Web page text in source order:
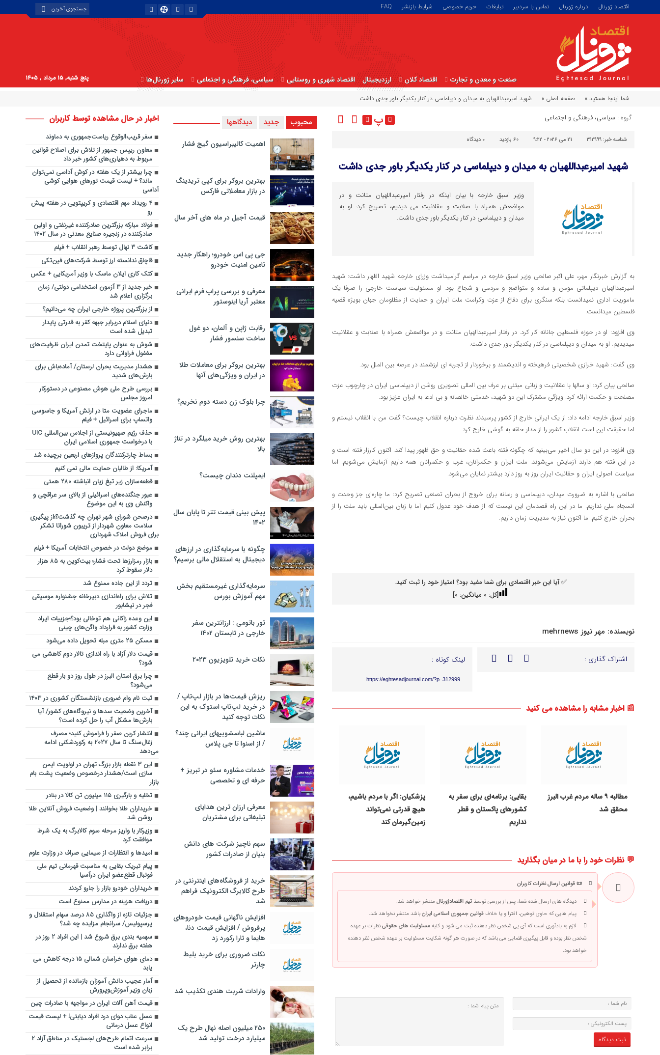
اقتصاد ژورنال درباره ژورنال تماس با سردبیر تبلیغات حریم خصوصی شرایط بازنشر FAQ
صنعت و معدن و تجارت اقتصاد کلان ارزدیجیتال اقتصاد شهری و روستایی سیاسی، فرهنگی و اجتماعی سایر ژورنال‌ها پنج شنبه, ۱۵ مرداد , ۱۴۰۵
شما اینجا هستید » صفحه اصلی » شهید امیرعبداللهیان به میدان و دیپلماسی در کنار یکدیگر باور جدی داشت
گروه : سیاسی، فرهنگی و اجتماعی پ
شناسه خبر: 312999 21 می 2026 - 9:22 60 بازدید ۰ دیدگاه
شهید امیرعبداللهیان به میدان و دیپلماسی در کنار یکدیگر باور جدی داشت
وزیر اسبق خارجه با بیان اینکه در رفتار امیرعبداللهیان متانت و در
مواضعش همراه با صلابت و عقلانیت می دیدیم، تصریح کرد: او به
میدان و دیپلماسی در کنار یکدیگر باور جدی داشت.
به گزارش خبرنگار مهر، علی اکبر صالحی وزیر اسبق خارجه در مراسم گرامیداشت وزرای خارجه شهید اظهار داشت: شهید
امیرعبدالهیان دیپلماتی مومن و ساده و متواضع و مردمی و شجاع بود. او مسئولیت سیاست خارجی را صرفا یک
ماموریت اداری نمیدانست بلکه سنگری برای دفاع از عزت وکرامت ملت ایران و حمایت از مظلومان جهان بویژه قضیه
فلسطین میدانست.
وی افزود: او در حوزه فلسطین جانانه کار کرد. در رفتار امیرعبدالهیان متانت و در مواضعش همراه با صلابت و عقلانیت
میدیدیم. او به میدان و دیپلماسی در کنار یکدیگر باور جدی داشت.
وی گفت: شهید خرازی شخصیتی فرهیخته و اندیشمند و برخوردار از تجربه ای ارزشمند در عرصه بین الملل بود.
صالحی بیان کرد: او سالها با عقلانیت و زبانی مبتنی بر عرف بین المللی تصویری روشن از دیپلماسی ایران در چارچوب عزت
مصلحت و حکمت ارائه کرد. ویژگی مشترک این دو شهید، خدمتی خالصانه و بی ادعا به ایران عزیز بود.
وزیر اسبق خارجه ادامه داد: از یک ایرانی خارج از کشور پرسیدند نظرت درباره انقلاب چیست؟ گفت من با انقلاب نیستم و
اما حقیقت این است انقلاب کشور را از مدار حلقه به گوشی خارج کرد.
وی افزود: در این دو سال اخیر می‌بینیم که چگونه فتنه باعث شده حقانیت و حق ظهور پیدا کند. اکنون کارزار فتنه است و
در این فتنه هم دارند آزمایش می‌شوند. ملت ایران و حکمرانان، غرب و حکمرانان همه داریم آزمایش می‌شویم. اما
سیاست اصولی ایران و حقانیت ایران روز به روز دارد بیشتر نمایان می‌شود.
صالحی با اشاره به ضرورت میدان، دیپلماسی و رسانه برای خروج از بحران تصنعی تصریح کرد: ما چاره‌ای جز وحدت و
انسجام ملی نداریم. ما در این راه قصدمان این نیست که از هدف خود عدول کنیم اما با زبان بین‌المللی باید ملت را از
بحران خارج کنیم. ما اکنون نیاز به مدیریت زمان داریم.
✅ آیا این خبر اقتصادی برای شما مفید بود؟ امتیاز خود را ثبت کنید.
[کل: 0 میانگین: 0
]
نویسنده: مهر نیوز mehrnews
اشتراک گذاری : لینک کوتاه :
https://eghtesadjournal.com/?p=312999
📰 اخبار مشابه را مشاهده می کنید
مطالبه ۹ ساله مردم غرب البرز
محقق شد
بقایی: برنامه‌ای برای سفر به
کشورهای پاکستان و قطر
نداریم
پزشکیان: اگر با مردم باشیم،
هیچ قدرتی نمی‌تواند
زمین‌گیرمان کند
💬 نظرات خود را با ما در میان بگذارید
📜 قوانین ارسال نظرات کاربران
دیدگاه های ارسال شده شما، پس از بررسی توسط تیم اقتصادژورنال منتشر خواهد شد.
پیام هایی که حاوی توهین، افترا و یا خلاف قوانین جمهوری اسلامی ایرانباشد منتشر نخواهد شد.
لازم به یادآوری است که آی پی شخص نظر دهنده ثبت می شود و کلیه مسئولیت های حقوقینظرات بر عهده
شخص نظر بوده و قابل پیگیری قضایی می باشد که در صورت هر گونه شکایت مسئولیت بر عهده شخص نظر دهنده
خواهد بود.
محبوب جدید دیدگاهها
اهمیت کالیبراسیون گیج فشار
بهترین بروکر برای کپی‌ تریدینگ
در بازار معاملاتی فارکس
قیمت آجیل در ماه های آخر سال
جی پی اس خودرو؛ راهکار جدید
تامین امنیت خودرو
معرفی و بررسی پراپ فرم ایرانی
معتبر آریا اینوستور
رقابت ژاپن و آلمان، دو غول
ساخت سنسور فشار
بهترین بروکر برای معاملات طلا
در ایران و ویژگی‌های آنها
چرا بلوک زن دسته دوم نخریم؟
بهترین روش خرید میلگرد در تناژ
بالا
ایمپلنت دندان چیست؟
پیش بینی قیمت تتر تا پایان سال
۱۴۰۲
چگونه با سرمایه‌گذاری در ارزهای
دیجیتال به استقلال مالی برسیم؟
سرمایه‌گذاری غیرمستقیم بخش
مهم آموزش بورس
تور باتومی : ارزانترین سفر
خارجی در تابستان ۱۴۰۲
نکات خرید تلویزیون ۲۰۲۳
ریزش قیمت‌ها در بازار لپ‌تاپ /
در خرید لپ‌تاپ استوک به این
نکات توجه کنید
ماشین لباسشویی‎های ایرانی چند؟
/ از اسنوا تا جی پلاس
خدمات مشاوره سئو در تبریز +
حرفه ای و تخصصی
معرفی ارزان ترین هدایای
تبلیغاتی برای مشتریان
سهم ناچیز شرکت های دانش
بنیان از صادرات کشور
خرید از فروشگاه‌های اینترنتی در
طرح کالابرگ الکترونیک فراهم
شد
افزایش ناگهانی قیمت خودروهای
پرفروش / افزایش قیمت دنا،
هایما و تارا رکورد زد
نکات ضروری برای خرید بلیط
چارتر
وارادات شربت هندی تکذیب شد
۲۵۰ میلیون اصله نهال طرح یک
میلیارد درخت تولید شد
اخبار در حال مشاهده توسط کاربران
سفر قریب‌الوقوع ریاست‌جمهوری به دماوند
معاون رییس جمهور از تلاش برای اصلاح قوانین
مربوط به دهیاری‌های کشور خبر داد
چرا بیشتر از یک هفته در کوش آداسی نمی‌توان
ماند؟ + لیست قیمت تورهای هوایی کوشی
آداسی
۴ رویداد مهم اقتصادی و کریپتویی در هفته پیش
رو
فولاد مبارکه بزرگترین صادرکننده غیرنفتی و اولین
صادرکننده در زنجیره صنایع معدنی در سال ۱۴۰۲
کاشت ۳ نهال توسط رهبر انقلاب + فیلم
قاچاق ندانسته ارز توسط شرکت‌های فین‌تکی
کتک کاری ایلان ماسک با وزیر آمریکایی + عکس
خبر جدید از ۳ آزمون استخدامی دولتی/ زمان
برگزاری اعلام شد
از بزرگترین پروژه خارجی ایران چه می‌دانیم؟
دنیای اسلام دربرابر جبهه کفر به قدرتی پایدار
تبدیل شده است
شوش به عنوان پایتخت تمدن ایران ظرفیت‌های
مغفول فراوانی دارد
هشدار مدیریت بحران لرستان/ آماده‌باش برای
بارش‌های شدید
بررسی طرح ملی هوش مصنوعی در دستورکار
امروز مجلس
ماجرای عضویت متا در ارتش آمریکا و جاسوسی
واتساپ برای اسرائیل + فیلم
حذف رژیم صهیونیستی از اجلاس بین‌المللی UIC
با درخواست جمهوری اسلامی ایران
بساط چارترکنندگان پروازهای اربعین برچیده شد
آمریکا: از طالبان حمایت مالی نمی کنیم
قطعه‌سازان زیر تیغ زیان انباشته ۲۸۰ همتی
عبور جنگنده‌های اسرائیلی از بالای سر عراقچی و
واکنش وی به این موضوع
درصحن شورای شهر تهران چه گذشت؟؛از پیگیری
سلامت معاون شهردار از تریبون شوراتا تشکر
برای فروش املاک شهرداری
موضع دولت در خصوص انتخابات آمریکا + فیلم
بازار رمزارزها تحت فشار؛ بیت‌کوین به ۸۵ هزار
دلار سقوط کرد
تردد از این جاده ممنوع شد
تلاش برای راه‌اندازی دبیرخانه جشنواره موسیقی
فجر در نیشابور
این وعده زاکانی هم توخالی بود؟؛جزییات ایراد
وزارت کشور به قرارداد واگن‌های چینی
مسکن ۲۵ متری مبله تحویل داده می‌شود
قیمت دلار آزاد با راه اندازی تالار دوم کاهشی می
شود؟
چرا برق استان البرز در طول روز دو بار قطع
می‌شود؟
ثبت نام وام ضروری بازنشستگان کشوری در ۱۴۰۳
آخرین وضعیت سد‌ها و نیروگاه‌های کشور/ آیا
بارش‌ها مشکل آب را حل کرده است؟
انتشار کربن صفر را فراموش کنید؛ مصرف
زغال‌سنگ تا سال ۲۰۲۷ به رکوردشکنی ادامه
می‌دهد
این ۳ نقطه بازار بزرگ تهران در اولویت ایمن
سازی است/هشدار درخصوص وضعیت پشت بام
بازار
تخلیه‌ و بارگیری ۱۱۵ میلیون تن کالا در بنادر
خریداران طلا بخوانند | وضعیت فروش آنلاین طلا
روشن شد
وزیرکار با واریز مرحله سوم کالابرگ به یک شرط
موافقت کرد
امیدها و انتظارات از سیمایی صراف در وزارت علوم
پیام تبریک بقایی به مناسبت قهرمانی تیم ملی
فوتبال قطع‌عضو ایران درآسیا
خریداران خودرو بازار را جارو کردند
دریافت هزینه در مدارس ممنوع است
جزئیات تازه از واگذاری ۸۵ درصد سهام استقلال و
پرسپولیس/ سرانجام مزایده چه شد؟
سهمیه بندی برق شروع شد |‌ این افراد ۲ روز در
هفته برق ندارند
دمای هوای خراسان شمالی ۱۵ درجه کاهش می
یابد
آمار عجیب دانش آموزان بازمانده از تحصیل از
زبان وزیر آموزش‌وپرورش
قیمت آهن آلات ایران در مواجهه با صادرات چین
عسل عناب دوای درد افراد دیابتی! + لیست قیمت
انواع عسل درمانی
سرعت اتمام طرح‌های لجستیک در مناطق آزاد ۲
برابر شده است